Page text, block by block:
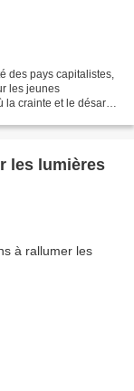
des pays capitalistes,
les jeunes
crainte et le désarroi
les lumières